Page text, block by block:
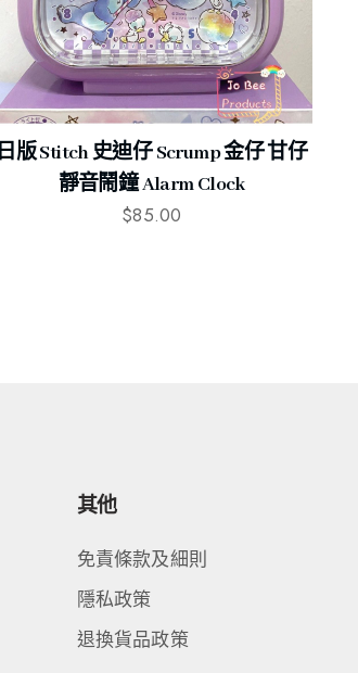
日版 Stitch 史迪仔 Scrump 金仔 甘仔
靜音鬧鐘 Alarm Clock
$85.00
其他
免責條款及細則
隱私政策
退換貨品政策